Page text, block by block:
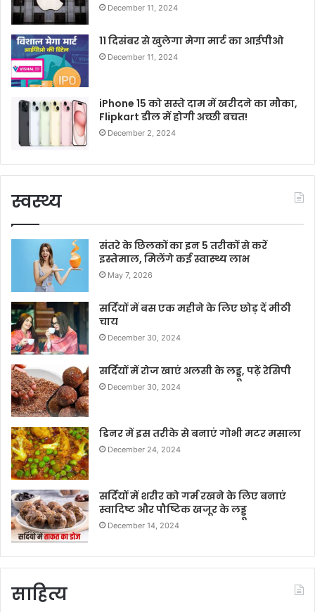
December 11, 2024
11 दिसंबर से खुलेगा मेगा मार्ट का आईपीओ
December 11, 2024
iPhone 15 को सस्ते दाम में खरीदने का मौका,
Flipkart डील में होगी अच्छी बचत!
December 2, 2024
स्वस्थ्य
संतरे के छिलकों का इन 5 तरीकों से करें
इस्तेमाल, मिलेंगे कई स्वास्थ्य लाभ
May 7, 2026
सर्दियों में बस एक महीने के लिए छोड़ दें मीठी
चाय
December 30, 2024
सर्दियों में रोज खाएं अलसी के लड्डू, पढ़ें रेसिपी
December 30, 2024
डिनर में इस तरीके से बनाएं गोभी मटर मसाला
December 24, 2024
सर्दियों में शरीर को गर्म रखने के लिए बनाएं
स्वादिष्ट और पौष्टिक खजूर के लड्डू
December 14, 2024
साहित्य